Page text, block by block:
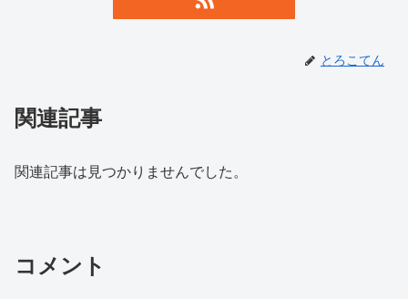
とろこてん
関連記事
関連記事は見つかりませんでした。
コメント